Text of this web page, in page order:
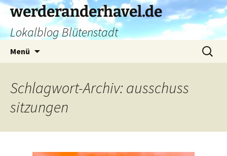
Zum
Inhalt
springen
werderanderhavel.de
Lokalblog Blütenstadt
Menü
Suchen
nach:
Schlagwort-Archiv: ausschuss
sitzungen